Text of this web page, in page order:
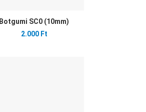
Botgumi SC0 (10mm)
2.000 Ft